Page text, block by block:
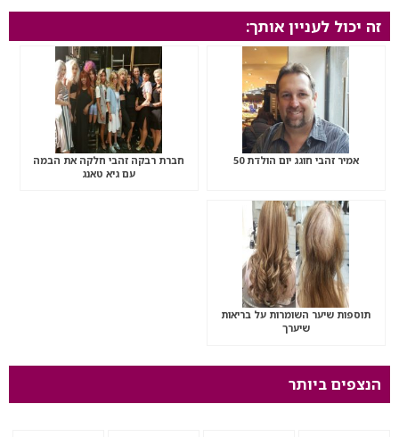
זה יכול לעניין אותך:
אמיר זהבי חוגג יום הולדת 50
חברת רבקה זהבי חלקה את הבמה
עם גיא טאנג
תוספות שיער השומרות על בריאות
שיערך
הנצפים ביותר